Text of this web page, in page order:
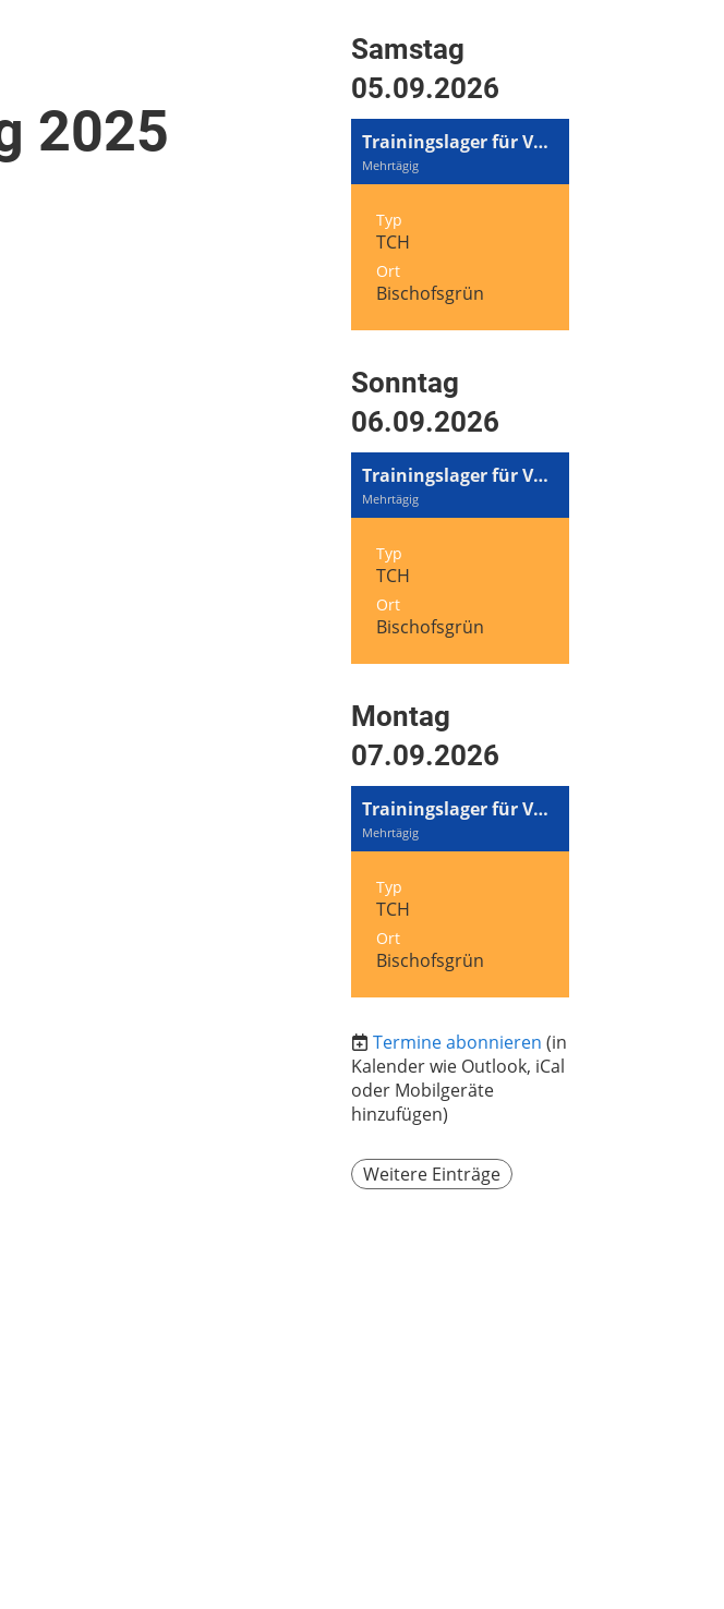
2025
Samstag
05.09.2026
Trainingslager für Volleyball und Tennis
Mehrtägig
Typ
TCH
Ort
Bischofsgrün
Sonntag
06.09.2026
Trainingslager für Volleyball und Tennis
Mehrtägig
Typ
TCH
Ort
Bischofsgrün
Montag
07.09.2026
Trainingslager für Volleyball und Tennis
Mehrtägig
Typ
TCH
Ort
Bischofsgrün
Termine abonnieren (in
Kalender wie Outlook, iCal
oder Mobilgeräte
hinzufügen)
Weitere Einträge